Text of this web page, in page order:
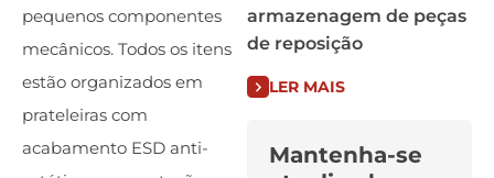
pequenos componentes
mecânicos. Todos os itens
estão organizados em
prateleiras com
acabamento ESD anti-
armazenagem de peças
de reposição
LER MAIS
Mantenha-se